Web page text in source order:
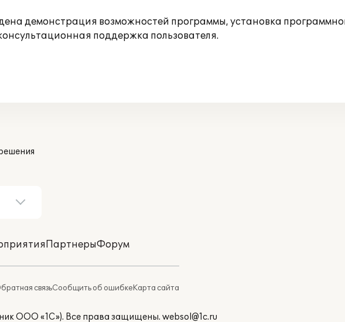
демонстрация возможностей программы, установка
поддержка пользователя.
ПартнерыФорум
связьСообщить об ошибкеКарта сайта
ООО «1С»). Все права защищены. websol@1c.ru